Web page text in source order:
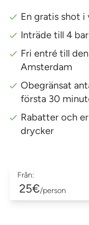
En gratis shot i
Inträde till 4
Fri entré till
Amsterdam
Obegränsat
första 30
Rabatter och
drycker
Från:
25€/person